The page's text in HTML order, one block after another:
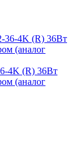
4K (R) 36Вт
(аналог